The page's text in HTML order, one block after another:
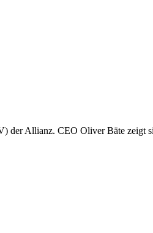
der Allianz. CEO Oliver Bäte zeigt